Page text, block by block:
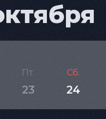
Пт.
23
Сб.
24